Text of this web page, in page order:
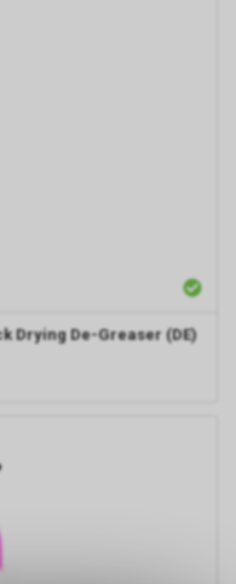
Drying De-Greaser (DE)